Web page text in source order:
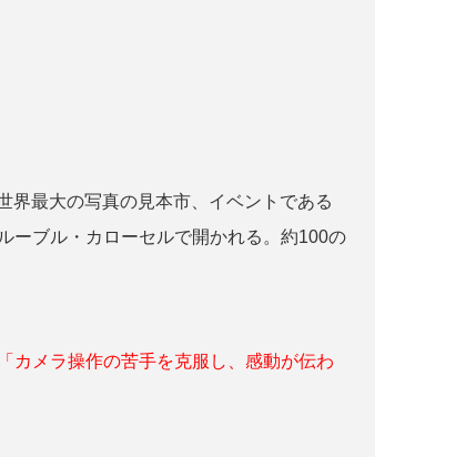
界最大の写真の見本市、イベントである
ーブル・カローセルで開かれる。約100の
カメラ操作の苦手を克服し、感動が伝わ